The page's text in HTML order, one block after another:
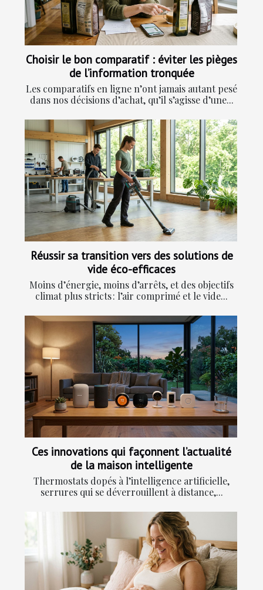
Choisir le bon comparatif : éviter les pièges
de l’information tronquée
Les comparatifs en ligne n’ont jamais autant pesé
dans nos décisions d’achat, qu’il s’agisse d’une...
Réussir sa transition vers des solutions de
vide éco-efficaces
Moins d’énergie, moins d’arrêts, et des objectifs
climat plus stricts : l’air comprimé et le vide...
Ces innovations qui façonnent l’actualité
de la maison intelligente
Thermostats dopés à l’intelligence artificielle,
serrures qui se déverrouillent à distance,...